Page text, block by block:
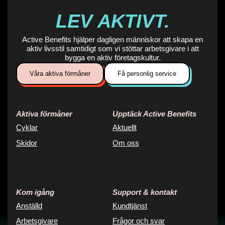
11 Söders cykel
Adress
S:t Paulsgatan 43
Stockholm
› Vägbeskrivning
Kontakt
› Maila oss
Falkenberg
Adress
Sandgatan 40
LEV AKTIVT.
Active Benefits hjälper dagligen människor att skapa en
aktiv livsstil samtidigt som vi stöttar arbetsgivare i att
bygga en aktiv företagskultur.
Våra aktiva förmåner Få personlig service
Aktiva förmåner
Cyklar
Skidor
Upptäck Active Benefits
Aktuellt
Om oss
Kom igång
Anställd
Arbetsgivare
Support & kontakt
Kundtjänst
Frågor och svar